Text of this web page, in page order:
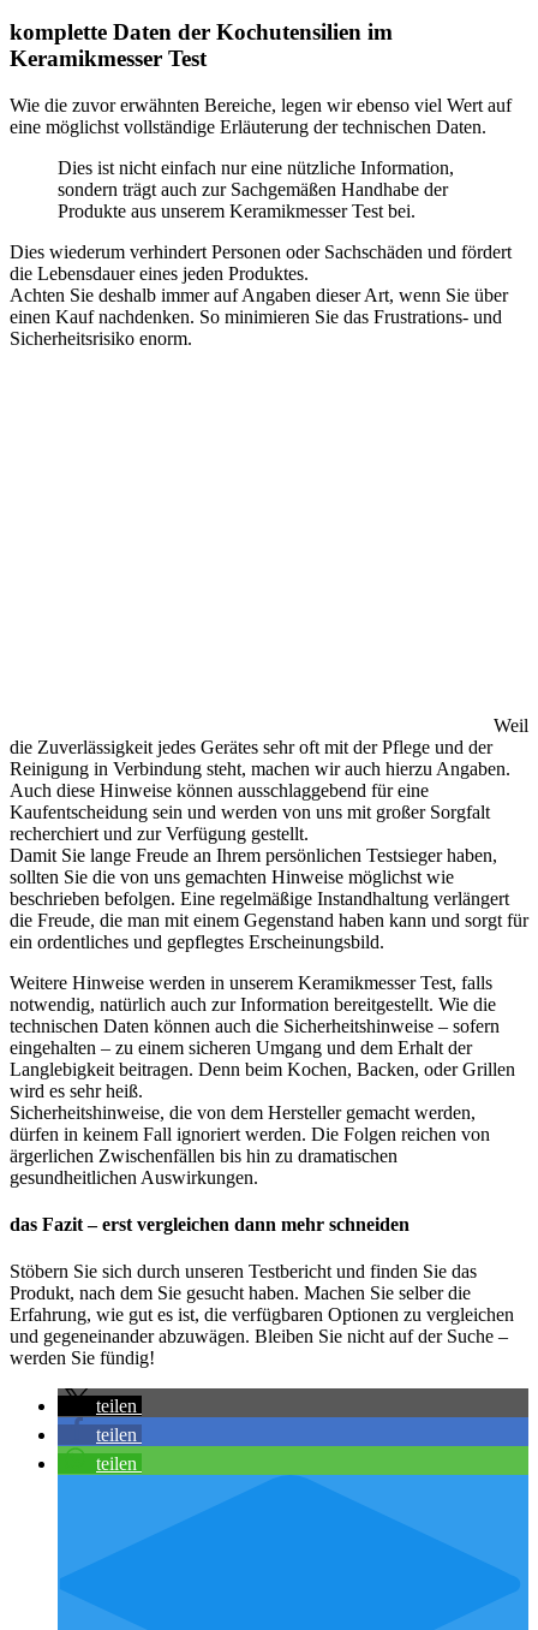
komplette Daten der Kochutensilien im
Keramikmesser Test
Wie die zuvor erwähnten Bereiche, legen wir ebenso viel Wert auf
eine möglichst vollständige Erläuterung der technischen Daten.
Dies ist nicht einfach nur eine nützliche Information,
sondern trägt auch zur Sachgemäßen Handhabe der
Produkte aus unserem Keramikmesser Test bei.
Dies wiederum verhindert Personen oder Sachschäden und fördert
die Lebensdauer eines jeden Produktes.
Achten Sie deshalb immer auf Angaben dieser Art, wenn Sie über
einen Kauf nachdenken. So minimieren Sie das Frustrations- und
Sicherheitsrisiko enorm.
Weil
die Zuverlässigkeit jedes Gerätes sehr oft mit der Pflege und der
Reinigung in Verbindung steht, machen wir auch hierzu Angaben.
Auch diese Hinweise können ausschlaggebend für eine
Kaufentscheidung sein und werden von uns mit großer Sorgfalt
recherchiert und zur Verfügung gestellt.
Damit Sie lange Freude an Ihrem persönlichen Testsieger haben,
sollten Sie die von uns gemachten Hinweise möglichst wie
beschrieben befolgen. Eine regelmäßige Instandhaltung verlängert
die Freude, die man mit einem Gegenstand haben kann und sorgt für
ein ordentliches und gepflegtes Erscheinungsbild.
Weitere Hinweise werden in unserem Keramikmesser Test, falls
notwendig, natürlich auch zur Information bereitgestellt. Wie die
technischen Daten können auch die Sicherheitshinweise – sofern
eingehalten – zu einem sicheren Umgang und dem Erhalt der
Langlebigkeit beitragen. Denn beim Kochen, Backen, oder Grillen
wird es sehr heiß.
Sicherheitshinweise, die von dem Hersteller gemacht werden,
dürfen in keinem Fall ignoriert werden. Die Folgen reichen von
ärgerlichen Zwischenfällen bis hin zu dramatischen
gesundheitlichen Auswirkungen.
das Fazit – erst vergleichen dann mehr schneiden
Stöbern Sie sich durch unseren Testbericht und finden Sie das
Produkt, nach dem Sie gesucht haben. Machen Sie selber die
Erfahrung, wie gut es ist, die verfügbaren Optionen zu vergleichen
und gegeneinander abzuwägen. Bleiben Sie nicht auf der Suche –
werden Sie fündig!
teilen
teilen
teilen